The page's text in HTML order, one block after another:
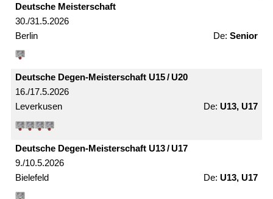
30./31.5.2026
Deutsche Meister­schaft
Berlin Senior
16./17.5.2026
Deutsche Degen-Meister­schaft U15 / U20
Leverkusen U13, U17
9./10.5.2026
Deutsche Degen-Meister­schaft U13 / U17
Bielefeld U13, U17